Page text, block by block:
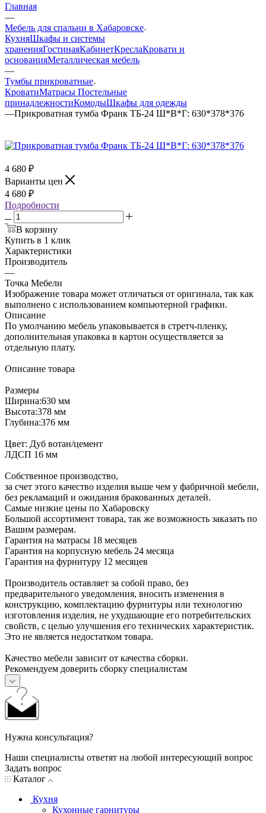
Главная
—
Мебель для спальни в Хабаровске
КухняШкафы и системы
храненияГостинаяКабинетКреслаКровати и
основанияМеталлическая мебель
—
Тумбы прикроватные
КроватиМатрасы Постельные
принадлежностиКомодыШкафы для одежды
—Прикроватная тумба Франк ТБ-24 Ш*В*Г: 630*378*376
4 680 ₽
Варианты цен
4 680 ₽
Подробности
В корзину
Купить в 1 клик
Характеристики
Производитель
—
Точка Мебели
Изображение товара может отличаться от оригинала, так как
выполнено с использованием компьютерной графики.
Описание
По умолчанию мебель упаковывается в стретч-пленку,
дополнительная упаковка в картон осуществляется за
отдельную плату.
Описание товара
Размеры
Ширина:630 мм
Высота:378 мм
Глубина:376 мм
Цвет: Дуб вотан/цемент
ЛДСП 16 мм
Собственное производство,
за счет этого качество изделия выше чем у фабричной мебели,
без рекламаций и ожидания бракованных деталей.
Самые низкие цены по Хабаровску
Большой ассортимент товара, так же возможность заказать по
Вашим размерам.
Гарантия на матрасы 18 месяцев
Гарантия на корпусную мебель 24 месяца
Гарантия на фурнитуру 12 месяцев
Производитель оставляет за собой право, без
предварительного уведомления, вносить изменения в
конструкцию, комплектацию фурнитуры или технологию
изготовления изделия, не ухудшающие его потребительских
свойств, с целью улучшения его технических характеристик.
Это не является недостатком товара.
Качество мебели зависит от качества сборки.
Рекомендуем доверить сборку специалистам
Нужна консультация?
Наши специалисты ответят на любой интересующий вопрос
Задать вопрос
Каталог
Кухня
Кухонные гарнитуры